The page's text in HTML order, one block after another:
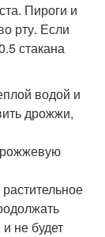
Пироги и
рту. Если
стакана
водой и
дрожжи,
не будет